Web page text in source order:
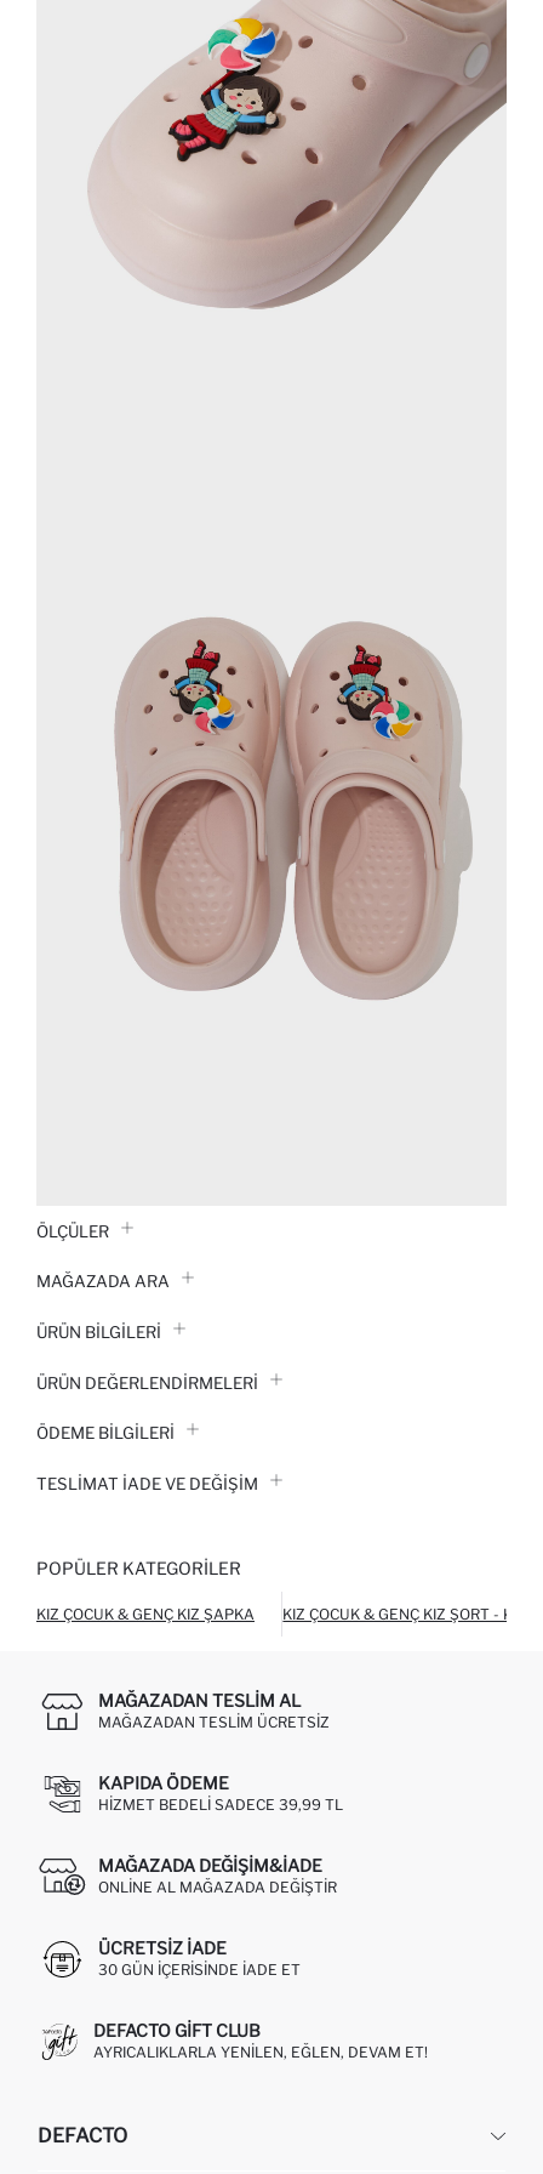
ÖLÇÜLER
MAĞAZADA ARA
ÜRÜN BILGILERI
ÜRÜN DEĞERLENDİRMELERİ
ÖDEME BİLGİLERİ
TESLIMAT İADE VE DEĞIŞIM
POPÜLER KATEGORILER
KIZ ÇOCUK & GENÇ KIZ ŞAPKA KIZ ÇOCUK & GENÇ KIZ ŞORT -
MAĞAZADAN TESLIM AL
MAĞAZADAN TESLIM ÜCRETSIZ
KAPIDA ÖDEME
HIZMET BEDELI SADECE 39,99 TL
MAĞAZADA DEĞIŞIM&İADE
ONLINE AL MAĞAZADA DEĞIŞTIR
ÜCRETSIZ IADE
30 GÜN IÇERISINDE IADE ET
DEFACTO GIFT CLUB
AYRICALIKLARLA YENILEN, EĞLEN, DEVAM ET!
DEFACTO